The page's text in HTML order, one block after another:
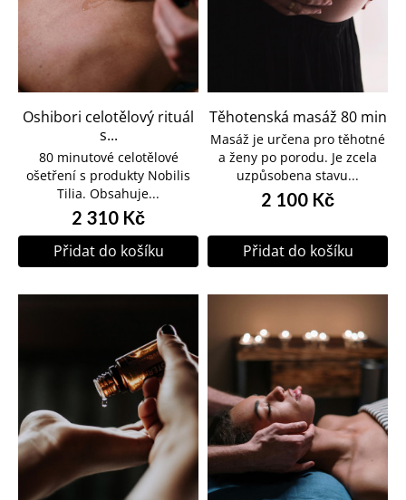
Oshibori celotělový rituál
s...
80 minutové celotělové
ošetření s produkty Nobilis
Tilia. Obsahuje...
2 310 Kč
Přidat do košíku
Těhotenská masáž 80 min
Masáž je určena pro těhotné
a ženy po porodu. Je zcela
uzpůsobena stavu...
2 100 Kč
Přidat do košíku